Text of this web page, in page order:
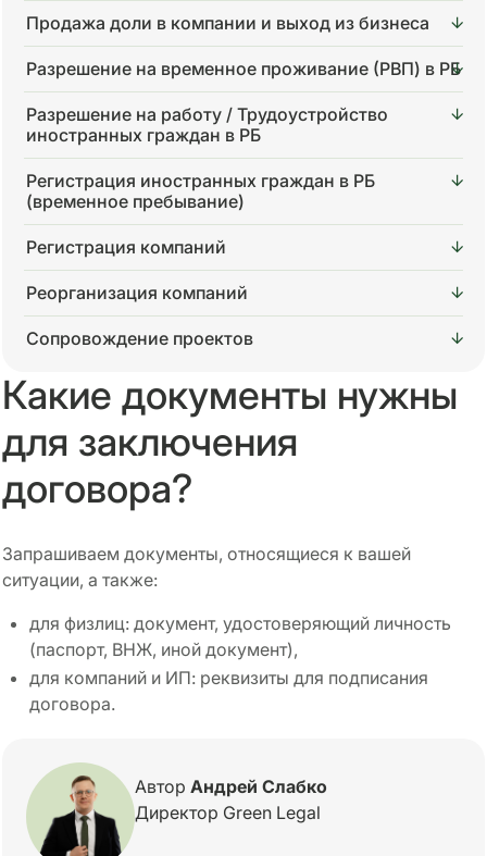
Продажа доли в компании и выход из бизнеса
Разрешение на временное проживание (РВП) в РБ
Разрешение на работу / Трудоустройство
иностранных граждан в РБ
Регистрация иностранных граждан в РБ
(временное пребывание)
Регистрация компаний
Реорганизация компаний
Сопровождение проектов
Какие документы нужны
для заключения
договора?
Запрашиваем документы, относящиеся к вашей
ситуации, а также:
для физлиц: документ, удостоверяющий личность
(паспорт, ВНЖ, иной документ),
для компаний и ИП: реквизиты для подписания
договора.
АвторАндрей Слабко
Директор Green Legal